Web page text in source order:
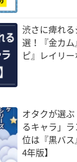
渋さに痺れ
選！『金カ
ピ』レイリ
オタクが選
るキャラ」
位は『黒バ
4年版】